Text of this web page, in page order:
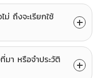
ถึงจะเรียกใช้
มา หรือจำประวัติ